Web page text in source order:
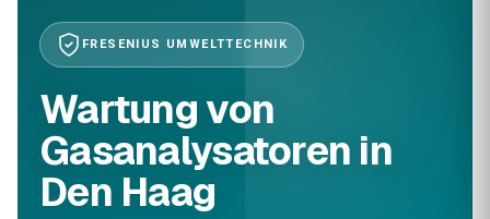
FRESENIUS UMWELTTECHNIK
Wartung von
Gasanalysatoren in
Den Haag